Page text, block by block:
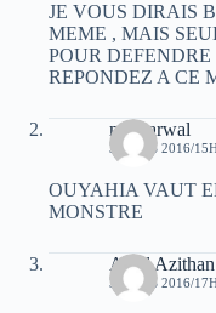
JE VOUS DIRAIS
MEME , MAIS
POUR
REPONDEZ A CE
moh arwal
3 MARS 2016/
OUYAHIA VAUT
MONSTRE
Awal Azithan
3 MARS 2016/